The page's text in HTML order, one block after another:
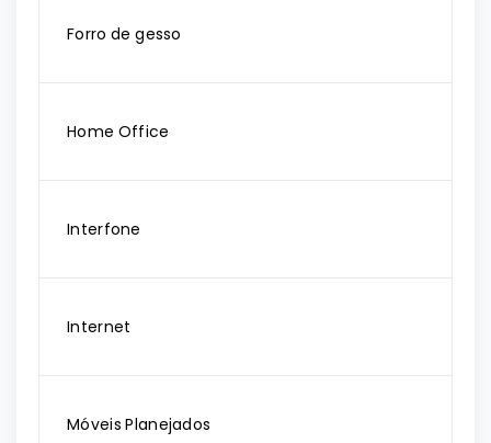
Forro de gesso
Home Office
Interfone
Internet
Móveis Planejados